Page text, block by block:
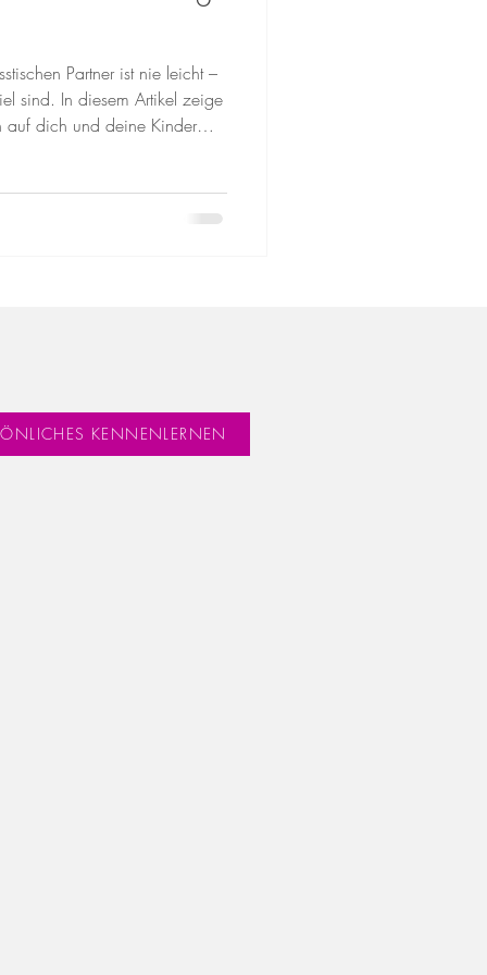
Partner ist nie leicht –
sind. In diesem Artikel zeige
auf dich und deine Kinder
KENNENLERNEN